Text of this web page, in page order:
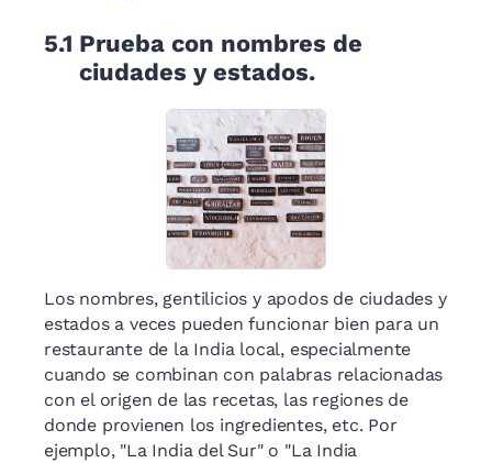
5.1 Prueba con nombres de
ciudades y estados.
Los nombres, gentilicios y apodos de ciudades y
estados a veces pueden funcionar bien para un
restaurante de la India local, especialmente
cuando se combinan con palabras relacionadas
con el origen de las recetas, las regiones de
donde provienen los ingredientes, etc. Por
ejemplo, "La India del Sur" o "La India